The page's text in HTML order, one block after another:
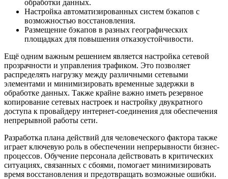
обработки данных.
Настройка автоматизированных систем бэкапов с
возможностью восстановления.
Размещение бэкапов в разных географических
площадках для повышения отказоустойчивости.
Ещё одним важным решением является настройка сетевой
прозрачности и управления трафиком. Это позволяет
распределять нагрузку между различными сетевыми
элементами и минимизировать временные задержки в
обработке данных. Также крайне важно иметь резервное
копирование сетевых настроек и настройку двукратного
доступа к провайдеру интернет-соединения для обеспечения
непрерывной работы сети.
Разработка плана действий для человеческого фактора также
играет ключевую роль в обеспечении непрерывности бизнес-
процессов. Обучение персонала действовать в критических
ситуациях, связанных с сбоями, помогает минимизировать
время восстановления и предотвращать возможные ошибки.